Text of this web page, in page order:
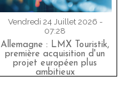
Vendredi 24 Juillet 2026 -
07:28
Allemagne : LMX Touristik,
première acquisition d'un
projet européen plus
ambitieux